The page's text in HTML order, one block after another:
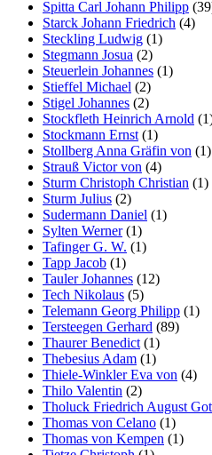
Spitta Carl Johann Philipp
Starck Johann Friedrich (4)
Steckling Ludwig (1)
Stegmann Josua (2)
Steuerlein Johannes (1)
Stieffel Michael (2)
Stigel Johannes (2)
Stockfleth Heinrich Arnold
Stockmann Ernst (1)
Stollberg Anna Gräfin von (1)
Strauß Victor von (4)
Sturm Christoph Christian (1)
Sturm Julius (2)
Sudermann Daniel (1)
Sylten Werner(1)
Tafinger G. W. (1)
Tapp Jacob (1)
Tauler Johannes (12)
Tech Nikolaus (5)
Telemann Georg Philipp (1)
Tersteegen Gerhard (89)
Thaurer Benedict (1)
Thebesius Adam (1)
Thiele-Winkler Eva von (4)
Thilo Valentin (2)
Tholuck Friedrich August
Thomas von Celano (1)
Thomas von Kempen (1)